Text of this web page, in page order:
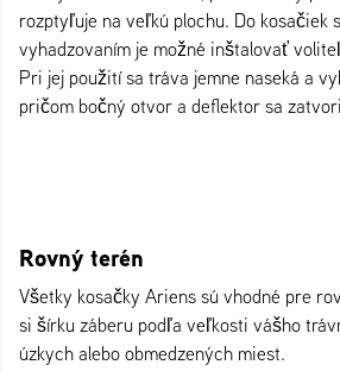
rozptyľuje na veľkú plochu. Do kosačiek
vyhadzovaním je možné inštalovať
Pri jej použití sa tráva jemne naseká a
pričom bočný otvor a deflektor sa
Rovný terén
Všetky kosačky Ariens sú vhodné pre
si šírku záberu podľa veľkosti vášho
úzkych alebo obmedzených miest.